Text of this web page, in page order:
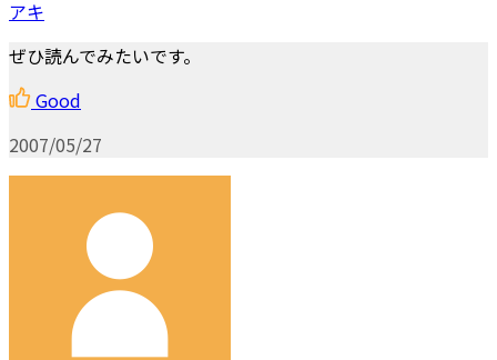
アキ
ぜひ読んでみたいです。
Good
2007/05/27